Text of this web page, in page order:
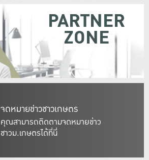
จดหมายข่าวชาวเกษตร
คุณสามารถติดตามจดหมายข่าว
ชาวม.เกษตรได้ที่นี่
PARTNER
ZONE